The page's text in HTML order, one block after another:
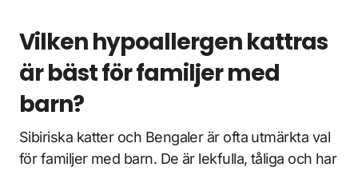
Vilken hypoallergen kattras
är bäst för familjer med
barn?
Sibiriska katter och Bengaler är ofta utmärkta val
för familjer med barn. De är lekfulla, tåliga och har